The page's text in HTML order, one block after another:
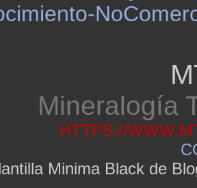
Mineralogía
HTTPS://
Minima Black de